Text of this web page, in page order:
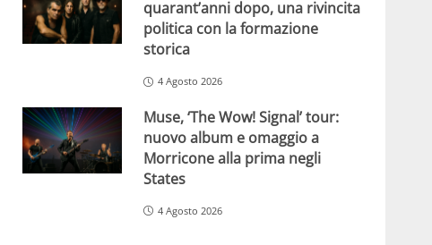
quarant’anni dopo, una rivincita
politica con la formazione
storica
4 Agosto 2026
Muse, ‘The Wow! Signal’ tour:
nuovo album e omaggio a
Morricone alla prima negli
States
4 Agosto 2026